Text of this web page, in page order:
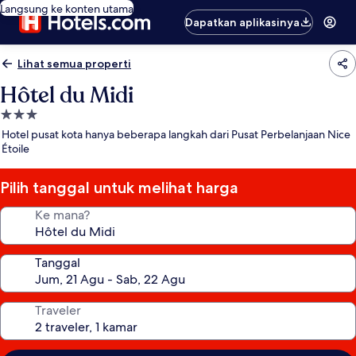
Langsung ke konten utama
Dapatkan aplikasinya
Lihat semua properti
Hôtel du Midi
Properti
bintang
3.0
Hotel pusat kota hanya beberapa langkah dari Pusat Perbelanjaan Nice
Étoile
Pilih tanggal untuk melihat harga
Ke mana?
Tanggal
Traveler